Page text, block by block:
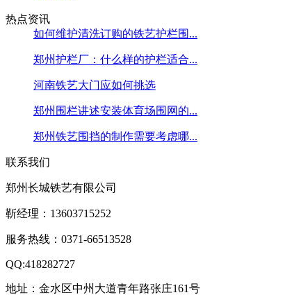
热点资讯
如何维护清洗订购的铁艺护栏围...
郑州护栏厂：什么样的护栏适合...
河南铁艺大门应如何挑选
郑州围栏讲述安装体育场围网的...
郑州铁艺围挡的制作需要考虑哪...
联系我们
郑州长城铁艺有限公司
靳经理：13603715252
服务热线：0371-66513528
QQ:418282727
地址：金水区中州大道青年路张庄161号